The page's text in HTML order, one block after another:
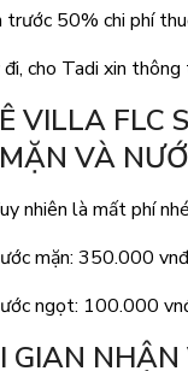
trước 50% chi phí
cho Tadi xin
VILLA FLC
VÀ
nhiên là mất phí
mặn: 350.000
ngọt: 100.000
GIAN